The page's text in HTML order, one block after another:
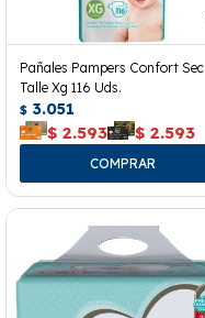
Pañales Pampers Confort Sec
Talle Xg 116 Uds.
$ 3.051
$ 2.593 $ 2.593